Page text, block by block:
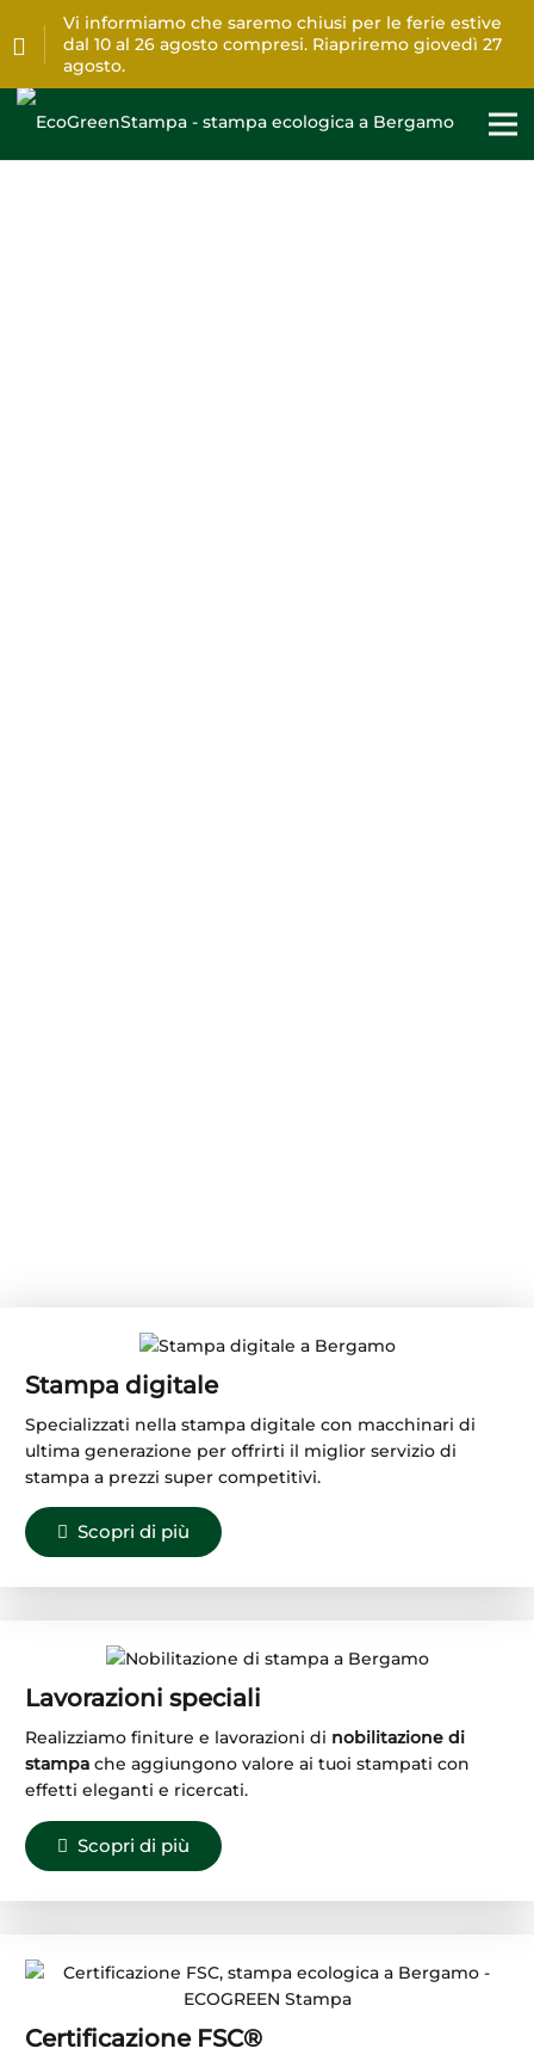
Vi informiamo che saremo chiusi per le ferie estive
dal 10 al 26 agosto compresi. Riapriremo giovedì 27
agosto.
Stampa digitale
Specializzati nella stampa digitale con macchinari di
ultima generazione per offrirti il miglior servizio di
stampa a prezzi super competitivi.
Scopri di più
Lavorazioni speciali
Realizziamo finiture e lavorazioni di nobilitazione di
stampa che aggiungono valore ai tuoi stampati con
effetti eleganti e ricercati.
Scopri di più
Certificazione FSC®